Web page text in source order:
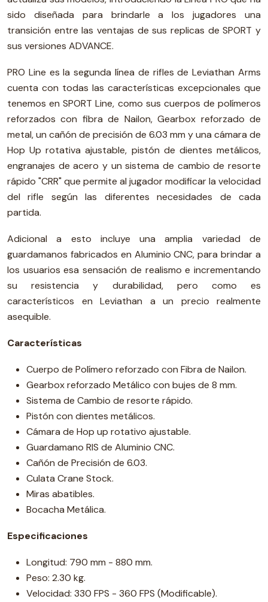
sido diseñada para brindarle a los jugadores una
transición entre las ventajas de sus replicas de SPORT y
sus versiones ADVANCE.
PRO Line es la segunda línea de rifles de Leviathan Arms
cuenta con todas las características excepcionales que
tenemos en SPORT Line, como sus cuerpos de polímeros
reforzados con fibra de Nailon, Gearbox reforzado de
metal, un cañón de precisión de 6.03 mm y una cámara de
Hop Up rotativa ajustable, pistón de dientes metálicos,
engranajes de acero y un sistema de cambio de resorte
rápido "CRR" que permite al jugador modificar la velocidad
del rifle según las diferentes necesidades de cada
partida.
Adicional a esto incluye una amplia variedad de
guardamanos fabricados en Aluminio CNC, para brindar a
los usuarios esa sensación de realismo e incrementando
su resistencia y durabilidad, pero como es
característicos en Leviathan a un precio realmente
asequible.
Características
Cuerpo de Polímero reforzado con Fibra de Nailon.
Gearbox reforzado Metálico con bujes de 8 mm.
Sistema de Cambio de resorte rápido.
Pistón con dientes metálicos.
Cámara de Hop up rotativo ajustable.
Guardamano RIS de Aluminio CNC.
Cañón de Precisión de 6.03.
Culata Crane Stock.
Miras abatibles.
Bocacha Metálica.
Especificaciones
Longitud: 790 mm - 880 mm.
Peso: 2.30 kg.
Velocidad: 330 FPS - 360 FPS (Modificable).